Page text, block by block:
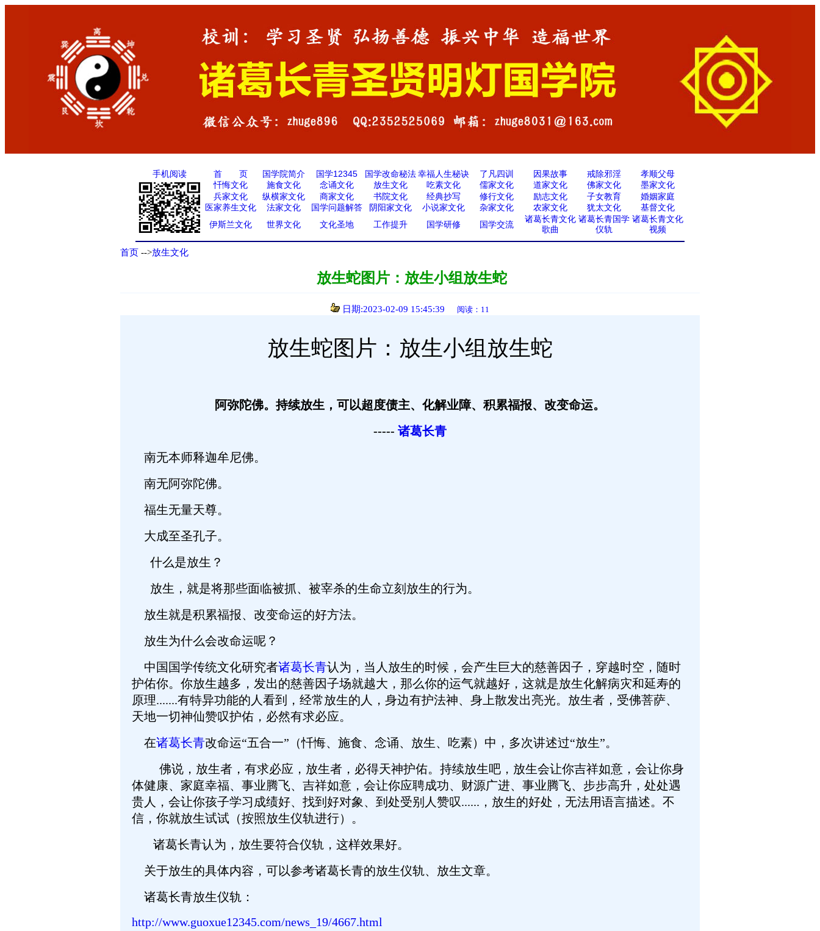
手机阅读 首 页 国学院简介 国学12345 国学改命秘法 幸福人生秘诀 了凡四训 因果故事 戒除邪淫
孝顺父母
忏悔文化
施食文化 念诵文化 放生文化 吃素文化 儒家文化 道家文化 佛家文化
墨家文化
兵家文化
纵横家文化 商家文化 书院文化 经典抄写 修行文化 励志文化 子女教育
婚姻家庭
医家养生文化
法家文化 国学问题解答 阴阳家文化 小说家文化 杂家文化 农家文化 犹太文化
基督文化
伊斯兰文化
世界文化 文化圣地 工作提升 国学研修 国学交流
诸葛长青文化
歌曲
诸葛长青国学
仪轨
诸葛长青文化
视频
首页 -->放生文化
放生蛇图片：放生小组放生蛇
日期:2023-02-09 15:45:39 阅读：11
放生蛇图片：放生小组放生蛇
阿弥陀佛。持续放生，可以超度债主、化解业障、积累福报、改变命运。
----- 诸葛长青
南无本师释迦牟尼佛。
南无阿弥陀佛。
福生无量天尊。
大成至圣孔子。
什么是放生？
放生，就是将那些面临被抓、被宰杀的生命立刻放生的行为。
放生就是积累福报、改变命运的好方法。
放生为什么会改命运呢？
中国国学传统文化研究者诸葛长青认为，当人放生的时候，会产生巨大的慈善因子，穿越时空，随时
护佑你。你放生越多，发出的慈善因子场就越大，那么你的运气就越好，这就是放生化解病灾和延寿的
原理.......有特异功能的人看到，经常放生的人，身边有护法神、身上散发出亮光。放生者，受佛菩萨、
天地一切神仙赞叹护佑，必然有求必应。
在诸葛长青改命运“五合一”（忏悔、施食、念诵、放生、吃素）中，多次讲述过“放生”。
佛说，放生者，有求必应，放生者，必得天神护佑。持续放生吧，放生会让你吉祥如意，会让你身
体健康、家庭幸福、事业腾飞、吉祥如意，会让你应聘成功、财源广进、事业腾飞、步步高升，处处遇
贵人，会让你孩子学习成绩好、找到好对象、到处受别人赞叹......，放生的好处，无法用语言描述。不
信，你就放生试试（按照放生仪轨进行）。
诸葛长青认为，放生要符合仪轨，这样效果好。
关于放生的具体内容，可以参考诸葛长青的放生仪轨、放生文章。
诸葛长青放生仪轨：
http://www.guoxue12345.com/news_19/4667.html